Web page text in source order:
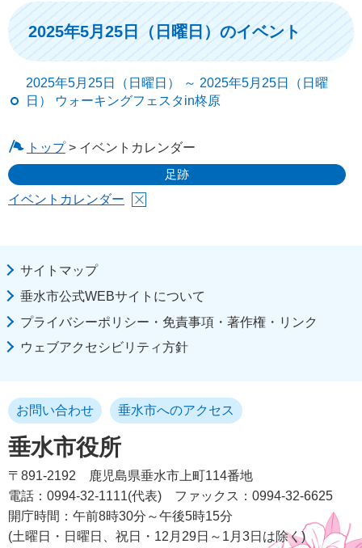
2025年5月25日（日曜日）のイベント
2025年5月25日（日曜日） ～ 2025年5月25日（日曜
日） ウォーキングフェスタin柊原
トップ> イベントカレンダー
足跡
イベントカレンダー
サイトマップ
垂水市公式WEBサイトについて
プライバシーポリシー・免責事項・著作権・リンク
ウェブアクセシビリティ方針
垂水市役所
お問い合わせ 垂水市へのアクセス
〒891-2192
鹿児島県垂水市上町114番地
電話：0994-32-1111(代表)
ファックス：0994-32-6625
開庁時間：午前8時30分～午後5時15分
(土曜日・日曜日、祝日・12月29日～1月3日は除く)